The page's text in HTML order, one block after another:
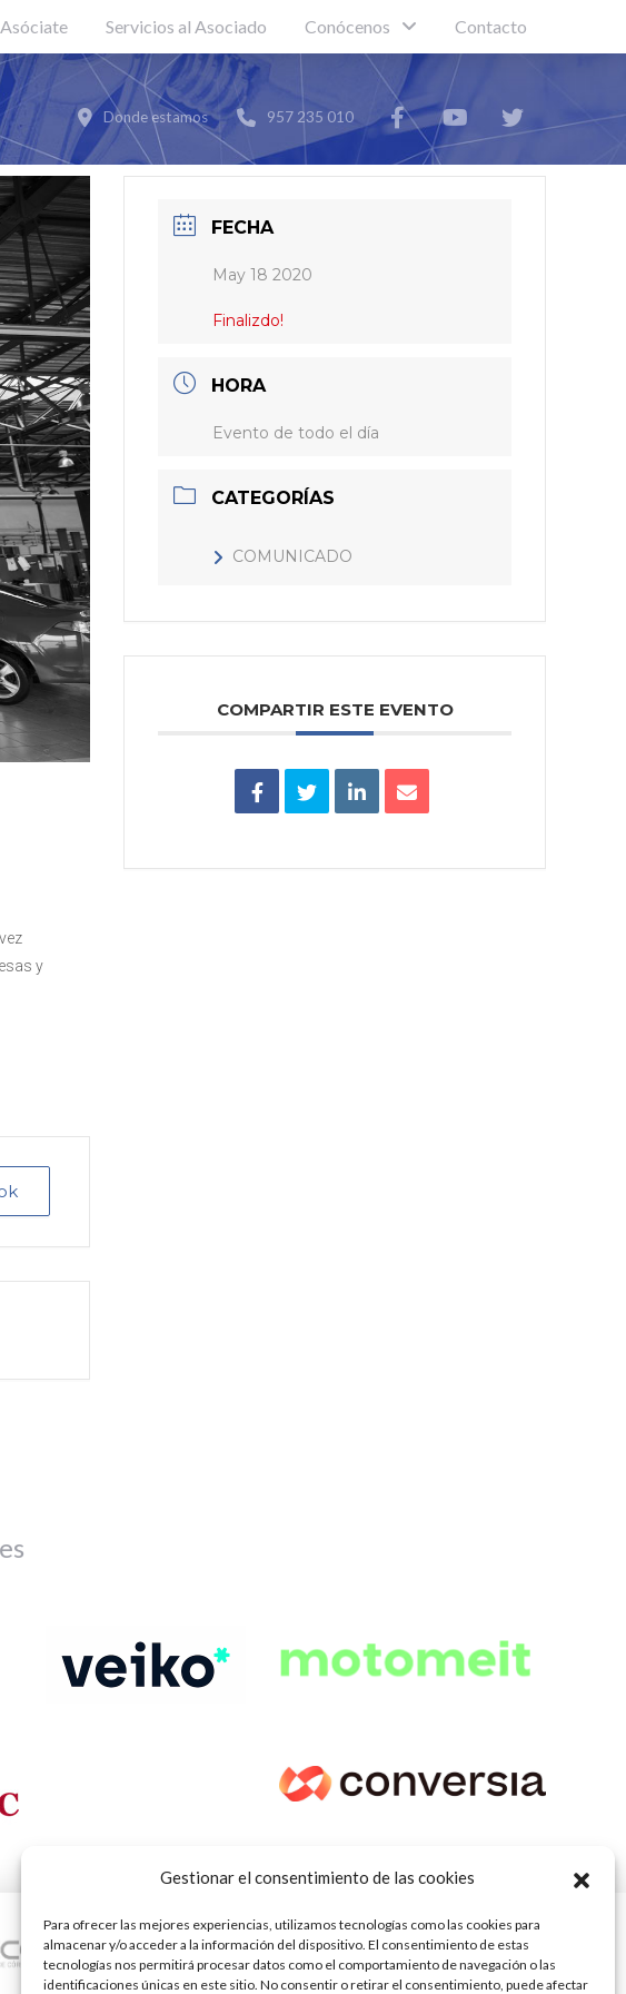
Gestionar el consentimiento de las cookies
Para ofrecer las mejores experiencias, utilizamos tecnologías como las cookies para
almacenar y/o acceder a la información del dispositivo. El consentimiento de estas
tecnologías nos permitirá procesar datos como el comportamiento de navegación o las
identificaciones únicas en este sitio. No consentir o retirar el consentimiento, puede afectar
Asóciate Servicios al Asociado Conócenos Contacto
Donde estamos 957 235 010
y
FECHA
May 18 2020
Finalizdo!
HORA
Evento de todo el día
CATEGORÍAS
COMUNICADO
COMPARTIR ESTE EVENTO